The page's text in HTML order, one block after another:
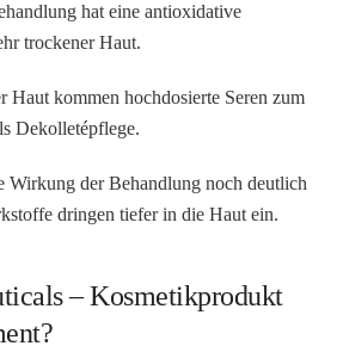
hat eine antioxidative
trockener Haut.
Haut kommen hochdosierte Seren zum
Dekolletépflege.
Wirkung der Behandlung noch deutlich
dringen tiefer in die Haut ein.
– Kosmetikprodukt